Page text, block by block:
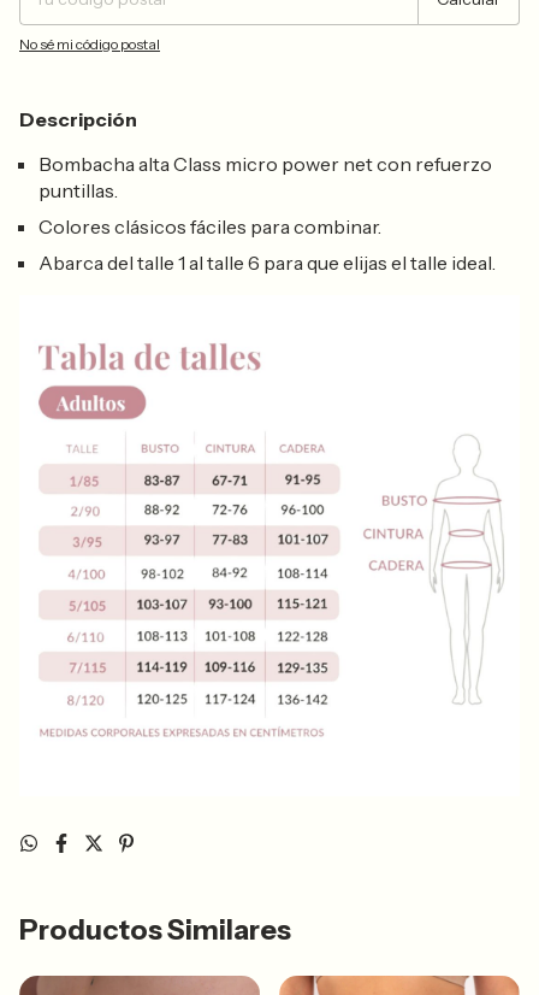
No sé mi código postal
Descripción
Bombacha alta Class micro power net con refuerzo
puntillas.
Colores clásicos fáciles para combinar.
Abarca del talle 1 al talle 6 para que elijas el talle ideal.
Productos Similares